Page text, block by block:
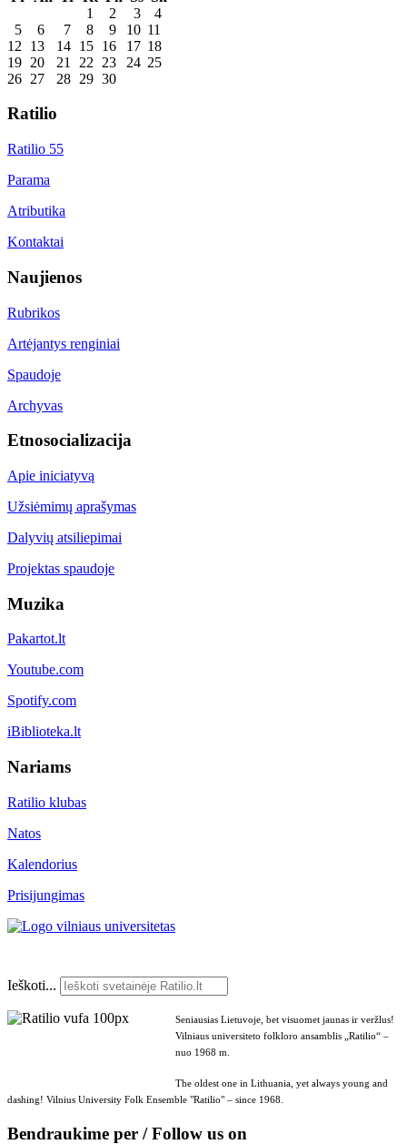
1
2 3
4
5
6 7 8 9 10 11
12
13 14 15 16 17 18
19 20 21 22 23 24 25
26 27 28 29 30
Ratilio
Ratilio 55
Parama
Atributika
Kontaktai
Naujienos
Rubrikos
Artėjantys renginiai
Spaudoje
Archyvas
Etnosocializacija
Apie iniciatyvą
Užsiėmimų aprašymas
Dalyvių atsiliepimai
Projektas spaudoje
Muzika
Pakartot.lt
Youtube.com
Spotify.com
iBiblioteka.lt
Nariams
Ratilio klubas
Natos
Kalendorius
Prisijungimas
Ieškoti...
Seniausias Lietuvoje, bet visuomet jaunas ir veržlus!
Vilniaus universiteto folkloro ansamblis „Ratilio“ –
nuo 1968 m.
The oldest one in Lithuania, yet always young and
dashing! Vilnius University Folk Ensemble "Ratilio" – since 1968.
Bendraukime per / Follow us on